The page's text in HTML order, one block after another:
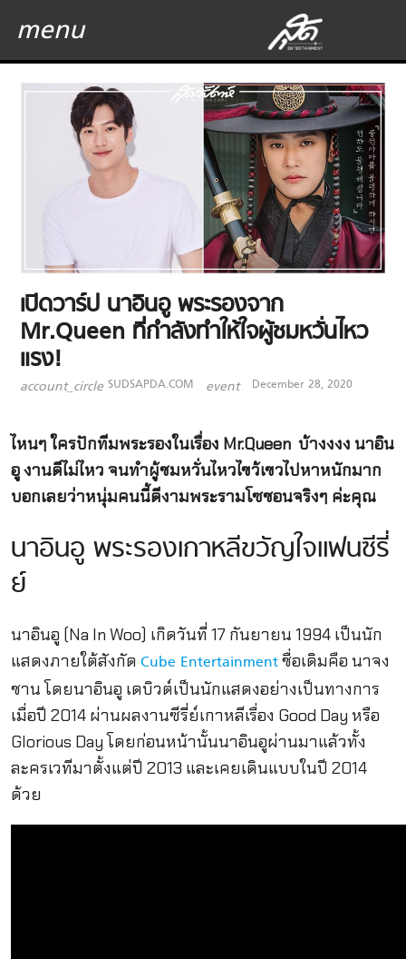
menu
เปิดวาร์ป นาอินอู พระรองจาก
Mr.Queen ที่กำลังทำให้ใจผู้ชมหวั่นไหว
แรง!
account_circle SUDSAPDA.COM event December 28, 2020
ไหนๆ ใครปักทีมพระรองในเรื่อง Mr.Queen บ้างงงง นาอิน
อู งานดีไม่ไหว จนทำผู้ชมหวั่นไหวไขว้เขวไปหาหนักมาก
บอกเลยว่าหนุ่มคนนี้ดีงามพระรามโซชอนจริงๆ ค่ะคุณ
นาอินอู พระรองเกาหลีขวัญใจแฟนซีรี่
ย์
นาอินอู (Na In Woo) เกิดวันที่ 17 กันยายน 1994 เป็นนัก
แสดงภายใต้สังกัด Cube Entertainmentชื่อเดิมคือ นาจง
ชาน โดยนาอินอู เดบิวต์เป็นนักแสดงอย่างเป็นทางการ
เมื่อปี 2014 ผ่านผลงานซีรี่ย์เกาหลีเรื่อง Good Day หรือ
Glorious Day โดยก่อนหน้านั้นนาอินอูผ่านมาแล้วทั้ง
ละครเวทีมาตั้งแต่ปี 2013 และเคยเดินแบบในปี 2014
ด้วย